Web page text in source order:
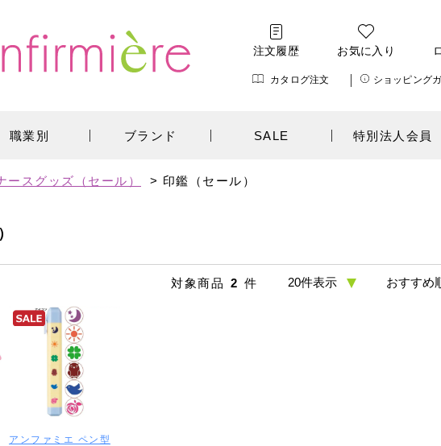
注文履歴 お気に入り
カタログ注文 ショッピング
職業別 ブランド SALE 特別法人会員
ースグッズ（セール） > 印鑑（セール）
対象商品 2 件
アンファミエ ペン型